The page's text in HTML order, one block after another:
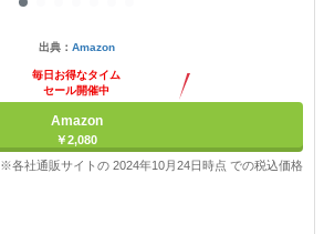
出典： Amazon
毎日お得なタイム
セール開催中
Amazon
￥2,080
※各社通販サイトの 2024年10月24日時点 での税込価格